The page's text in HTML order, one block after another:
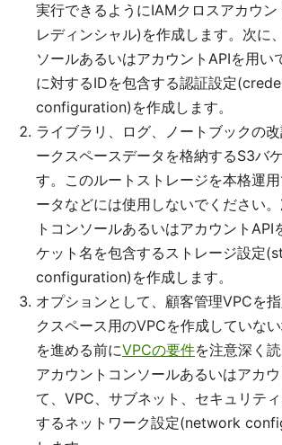
実行できるようにIAMクロスアカウン
レディンシャル)を作成します。次に
ソールあるいはアカウントAPIを用い
に対するIDを包含する認証設定
configuration)を作成します。
ライブラリ、ログ、ノートブックの
ークスペースデータを格納するS3バ
す。このルートストレージを本格運
ータなどには使用しないでください
トコンソールあるいはアカウントAPI
ケット名を包含するストレージ設定
configuration)を作成します。
オプションとして、顧客管理VPCを
クスペース用のVPCを作成していな
を進める前にVPCの要件を注意深く
アカウントコンソールあるいはアカ
て、VPC、サブネット、セキュリテ
するネットワーク設定(network